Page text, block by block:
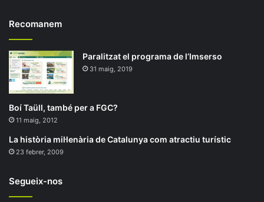
Recomanem
Paralitzat el programa de l’Imserso
31 maig, 2019
Boí Taüll, també per a FGC?
11 maig, 2012
La història mil·lenària de Catalunya com atractiu turístic
23 febrer, 2009
Segueix-nos